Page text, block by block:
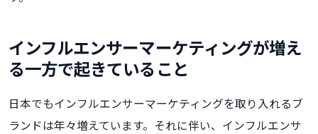
インフルエンサーマーケティングが増え
る一方で起きていること
日本でもインフルエンサーマーケティングを取り入れるブ
ランドは年々増えています。それに伴い、インフルエンサ